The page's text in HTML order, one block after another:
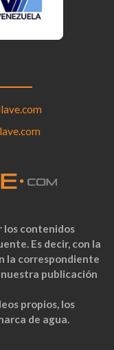
contenidos
Es decir, con la
la correspondiente
publicación
propios, los
de agua.